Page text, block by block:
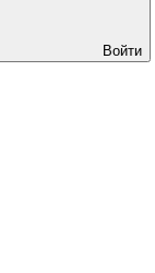
Войти